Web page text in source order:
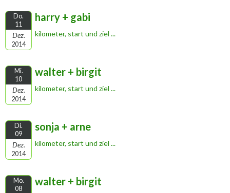
Do.
11
Dez.
2014
harry + gabi
kilometer, start und ziel ...
Mi.
10
Dez.
2014
walter + birgit
kilometer, start und ziel ...
Di.
09
Dez.
2014
sonja + arne
kilometer, start und ziel ...
Mo.
08
walter + birgit